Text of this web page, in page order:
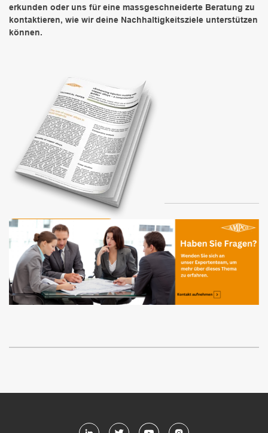
erkunden oder uns für eine massgeschneiderte Beratung zu
kontaktieren, wie wir deine Nachhaltigkeitsziele unterstützen
können.